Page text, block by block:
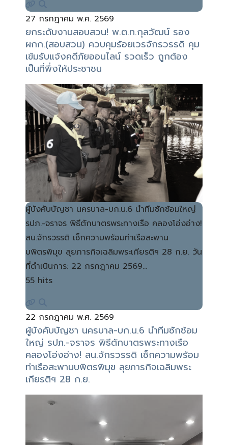
27 กรกฎาคม พ.ศ. 2569
ยกระดับงานสอบสวน! พ.ต.ท.กุลวัฒน์ รอง
ผกก.(สอบสวน) ควบคุมร้อยเวรจักรวรรดิ คุม
เข้มรับแจ้งคดีภัยออนไลน์ รวดเร็ว ถูกต้อง
เป็นที่พึ่งให้ประชาชน
ผู้บังคับบัญชา นครบาล-บก.น.6 นำทีมซักซ้อมใหญ่
รปภ.-จราจร พิธีตักบาตรพระทางเรือ คลองโอ่งอ่าง!
สน.จักรวรรดิ เช็กความพร้อมท่าเรือสะพาน
บพิตรพิมุข ลุยภารกิจเฉลิมพระเกียรติฯ 28 ก.ย. วัน
ที่ดำเนินการ: 22 กรกฎาคม 2569…
55 hits
22 กรกฎาคม พ.ศ. 2569
ผู้บังคับบัญชา นครบาล-บก.น.6 นำทีมซักซ้อม
ใหญ่ รปภ.-จราจร พิธีตักบาตรพระทางเรือ
คลองโอ่งอ่าง! สน.จักรวรรดิ เช็กความพร้อม
ท่าเรือสะพานบพิตรพิมุข ลุยภารกิจเฉลิมพระ
เกียรติฯ 28 ก.ย.